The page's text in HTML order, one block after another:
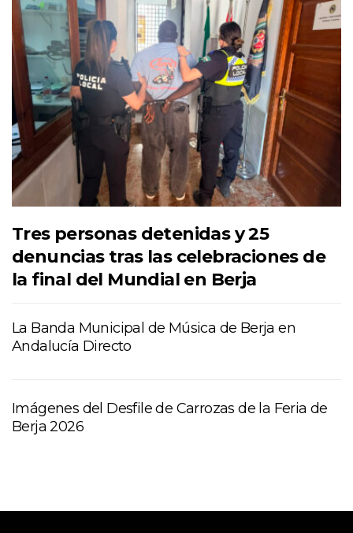
Tres personas detenidas y 25
denuncias tras las celebraciones de
la final del Mundial en Berja
La Banda Municipal de Música de Berja en
Andalucía Directo
Imágenes del Desfile de Carrozas de la Feria de
Berja 2026